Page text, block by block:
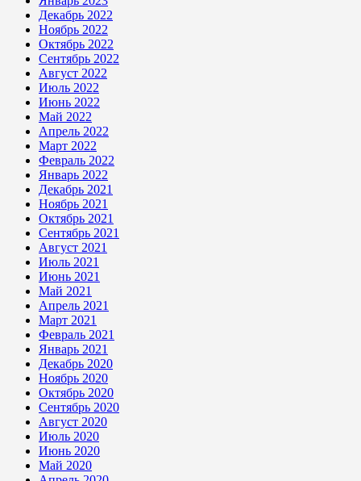
Декабрь 2022
Ноябрь 2022
Октябрь 2022
Сентябрь 2022
Август 2022
Июль 2022
Июнь 2022
Май 2022
Апрель 2022
Март 2022
Февраль 2022
Январь 2022
Декабрь 2021
Ноябрь 2021
Октябрь 2021
Сентябрь 2021
Август 2021
Июль 2021
Июнь 2021
Май 2021
Апрель 2021
Март 2021
Февраль 2021
Январь 2021
Декабрь 2020
Ноябрь 2020
Октябрь 2020
Сентябрь 2020
Август 2020
Июль 2020
Июнь 2020
Май 2020